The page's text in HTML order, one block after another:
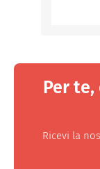
Per
Ricevi la